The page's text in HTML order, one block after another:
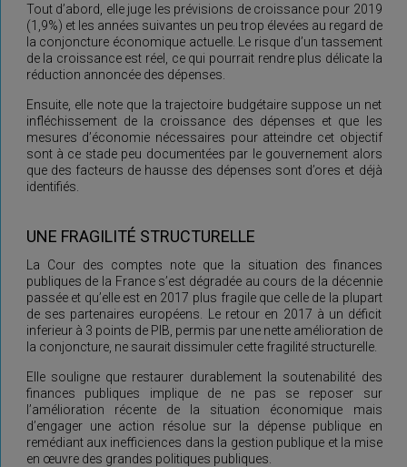
Tout d’abord, elle juge les prévisions de croissance pour 2019
(1,9%) et les années suivantes un peu trop élevées au regard de
la conjoncture économique actuelle. Le risque d’un tassement
de la croissance est réel, ce qui pourrait rendre plus délicate la
réduction annoncée des dépenses.
Ensuite, elle note que la trajectoire budgétaire suppose un net
infléchissement de la croissance des dépenses et que les
mesures d’économie nécessaires pour atteindre cet objectif
sont à ce stade peu documentées par le gouvernement alors
que des facteurs de hausse des dépenses sont d’ores et déjà
identifiés.
UNE FRAGILITÉ STRUCTURELLE
La Cour des comptes note que la situation des finances
publiques de la France s’est dégradée au cours de la décennie
passée et qu’elle est en 2017 plus fragile que celle de la plupart
de ses partenaires européens. Le retour en 2017 à un déficit
inferieur à 3 points de PIB, permis par une nette amélioration de
la conjoncture, ne saurait dissimuler cette fragilité structurelle.
Elle souligne que restaurer durablement la soutenabilité des
finances publiques implique de ne pas se reposer sur
l’amélioration récente de la situation économique mais
d’engager une action résolue sur la dépense publique en
remédiant aux inefficiences dans la gestion publique et la mise
en œuvre des grandes politiques publiques.